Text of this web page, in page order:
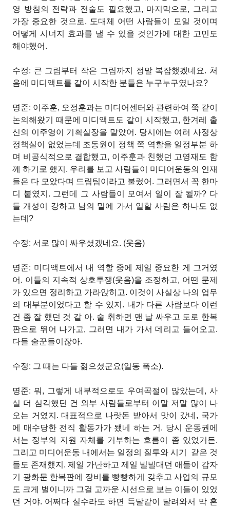
영 방침의 전략과 전술도 필요했고, 마지막으로, 그리고
가장 중요한 것으로, 도대체 어떤 사람들이 모일 것이며
어떻게 시너지 효과를 낼 수 있을 것인가에 대한 고민도
해야했어.
수정: 큰 그림부터 작은 그림까지 정말 복잡했겠네요. 처
음에 미디액트를 같이 시작한 분들은 누구누구였나요?
명준: 이주훈, 오정훈과는 미디어센터와 관련하여 쭉 같이
논의해왔기 때문에 미디액트도 같이 시작했고, 한겨레 출
신의 이주영이 기획실장을 맡았어. 당시에는 여러 사정상
정책실이 없었는데 조동원이 정책 쪽 역할을 일정부분 하
며 비공식적으로 결합했고, 이주훈과 친했던 고영재도 함
께 하기로 했지. 우리를 보고 사람들이 미디어운동의 인재
들은 다 모았다며 드림팀이라고 불렀어. 그러면서 꼭 한마
디 붙였지. 그런데 그 사람들이 모여서 일이 잘 될까? 다
들 개성이 강하고 남의 밑에 가서 일할 사람은 하나도 없
는데?
수정: 서로 많이 싸우셨겠네요. (웃음)
명준: 미디액트에서 내 역할 중에 제일 중요한 게 그거였
어. 이들의 지속적 상호투쟁(웃음)을 조정하고, 어떤 문제
가 있으면 정리하고 가라앉히고. 이것이 사실상 나의 업무
의 대부분이었다고 할 수 있지. 내가 다른 사람보다 이런
건 좀 잘 했던 것 같 아. 술 취하면 맨 날 싸우고 도로 한복
판으로 뛰어 나가고, 그러면 내가 가서 데리고 들어오고.
다들 술꾼들이잖아.
수정: 그 때는 다들 젊으셨군요(일동 폭소).
명준: 뭐, 그렇게 내부적으로도 우여곡절이 많았는데, 사
실 더 심각했던 건 외부 사람들로부터 이말 저말 많이 나
오는 거였지. 대표적으로 나랏돈 받아서 맛이 갔네, 국가
에 매수당한 전직 활동가가 됐네 하는 거. 당시 운동권에
서는 정부의 지원 자체를 거부하는 흐름이 좀 있었거든.
그리고 미디어운동 내에서는 일정의 질투와 시기
같은 것
들도 존재했지. 제일 가난하고 제일 빌빌대던 애들이 갑자
기 광화문 한복판에 장비를 빵빵하게 갖추고 사업의 규모
도 크게 벌이니까 그걸 고까운 시선으로 보는 이들이 있었
던 거야. 어쩌다 실수라도 하면 득달같이 달려와서 막 혼